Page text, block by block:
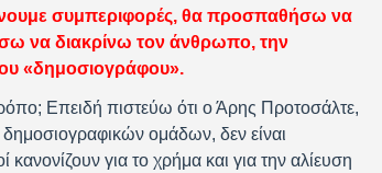
συμπεριφορές, θα προσπαθήσω να
να διακρίνω τον άνθρωπο, την
«δημοσιογράφου».
Επειδή πιστεύω ότι ο Άρης Προτοσάλτε,
δημοσιογραφικών ομάδων, δεν είναι
για το χρήμα και για την αλίευση